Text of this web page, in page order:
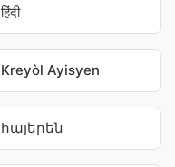
हिंदी
Kreyòl Ayisyen
հայերեն